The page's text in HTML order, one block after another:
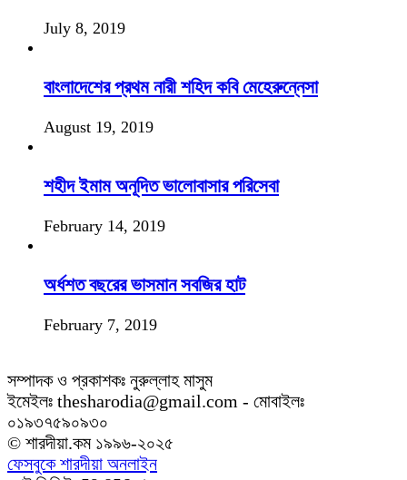
July 8, 2019
বাংলাদেশের প্রথম নারী শহিদ কবি মেহেরুন্নেসা
August 19, 2019
শহীদ ইমাম অনূদিত ভালোবাসার পরিসেবা
February 14, 2019
অর্ধশত বছরের ভাসমান সবজির হাট
February 7, 2019
সম্পাদক ও প্রকাশকঃ নুরুল্লাহ মাসুম
ইমেইলঃ thesharodia@gmail.com - মোবাইলঃ
০১৯৩৭৫৯০৯৩০
© শারদীয়া.কম ১৯৯৬-২০২৫
ফেসবুকে শারদীয়া অনলাইন